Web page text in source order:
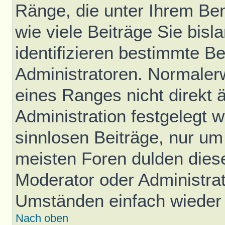
Ränge, die unter Ihrem
wie viele Beiträge Sie
identifizieren bestimmte
Administratoren.
eines Ranges nicht direkt
Administration festgelegt
sinnlosen Beiträge, nur
meisten Foren dulden
Moderator oder
Umständen einfach
Nach oben